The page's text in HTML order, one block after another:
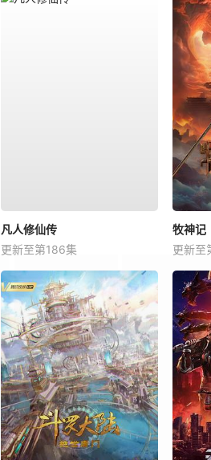
凡人修仙传
更新至第186集
牧神记
更新至